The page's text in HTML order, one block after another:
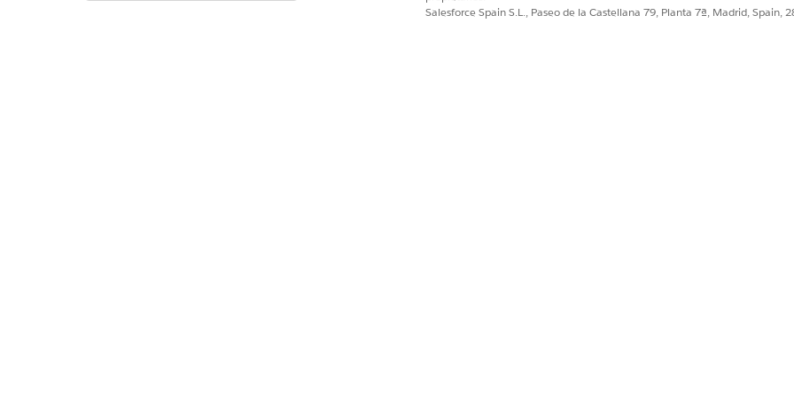
Proteja el inventario para orígenes de demanda específicos antes de seleccionar dispositivos
reservas flexibles evitan de forma proactiva la doble reserva mientras dan tiempo a sus gestores
Salesforce Spain S.L., Paseo de la Castellana 79, Planta 7ª, Madrid, Spain,